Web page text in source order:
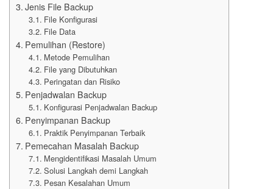
Jenis File Backup
File Konfigurasi
File Data
Pemulihan (Restore)
Metode Pemulihan
File yang Dibutuhkan
Peringatan dan Risiko
Penjadwalan Backup
Konfigurasi Penjadwalan Backup
Penyimpanan Backup
Praktik Penyimpanan Terbaik
Pemecahan Masalah Backup
Mengidentifikasi Masalah Umum
Solusi Langkah demi Langkah
Pesan Kesalahan Umum